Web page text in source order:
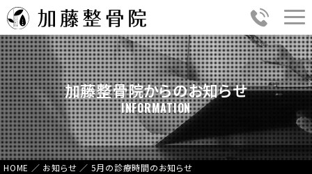
加藤整骨院からのお知らせ
INFORMATION
HOME ／ お知らせ ／ 5月の診療時間のお知らせ